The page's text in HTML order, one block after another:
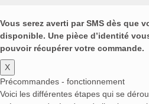
Vous serez averti par SMS dès que
disponible. Une pièce d’identité
pouvoir récupérer votre commande.
X
Précommandes - fonctionnement
Voici les différentes étapes qui se